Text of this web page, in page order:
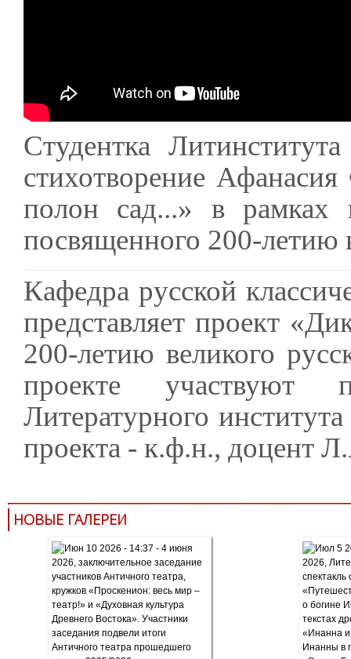
Студентка
стихотворение
полон сад...» в рамках
посвященного 200-летию
Кафедра русской
представляет проект
200-летию великого
проекте участвуют
Литературного
проекта - к.ф.н., доцент
НОВЫЕ ГАЛЕРЕИ